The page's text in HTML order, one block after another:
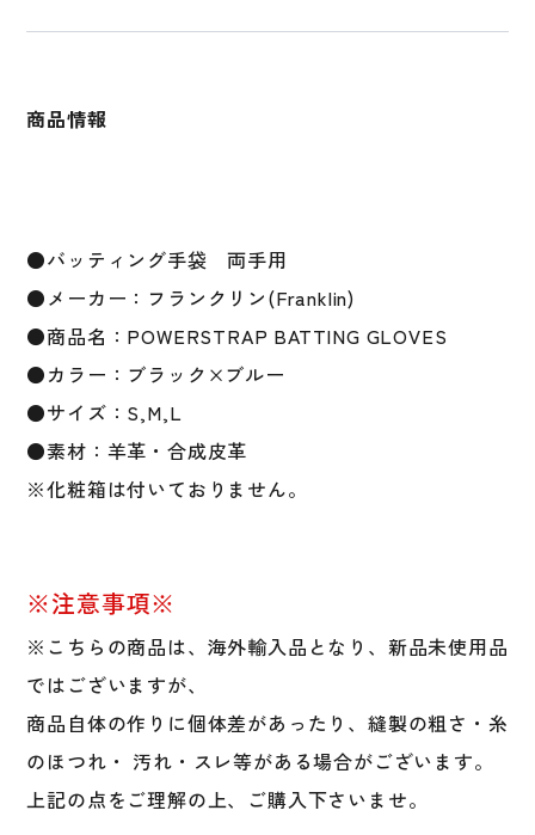
テ
グ
タ
ム
限
定
POWERSTRAP
BATTING
GLOVES
野
球
球
軟
野
球
草
野
球
商品情報
●バッティング手袋 両手用
●メーカー：フランクリン(Franklin)
●商品名：POWERSTRAP BATTING GLOVES
●カラー：ブラック×ブルー
●サイズ：S,M,L
●素材：羊革・合成皮革
※化粧箱は付いておりません。
※注意事項※
※こちらの商品は、海外輸入品となり、新品未使用品
ではございますが、
商品自体の作りに個体差があったり、縫製の粗さ・糸
のほつれ・ 汚れ・スレ等がある場合がございます。
上記の点をご理解の上、ご購入下さいませ。